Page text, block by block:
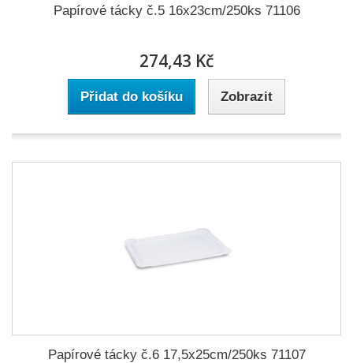
Papírové tácky č.5 16x23cm/250ks 71106
274,43 Kč
Přidat do košíku Zobrazit
Papírové tácky č.6 17,5x25cm/250ks 71107